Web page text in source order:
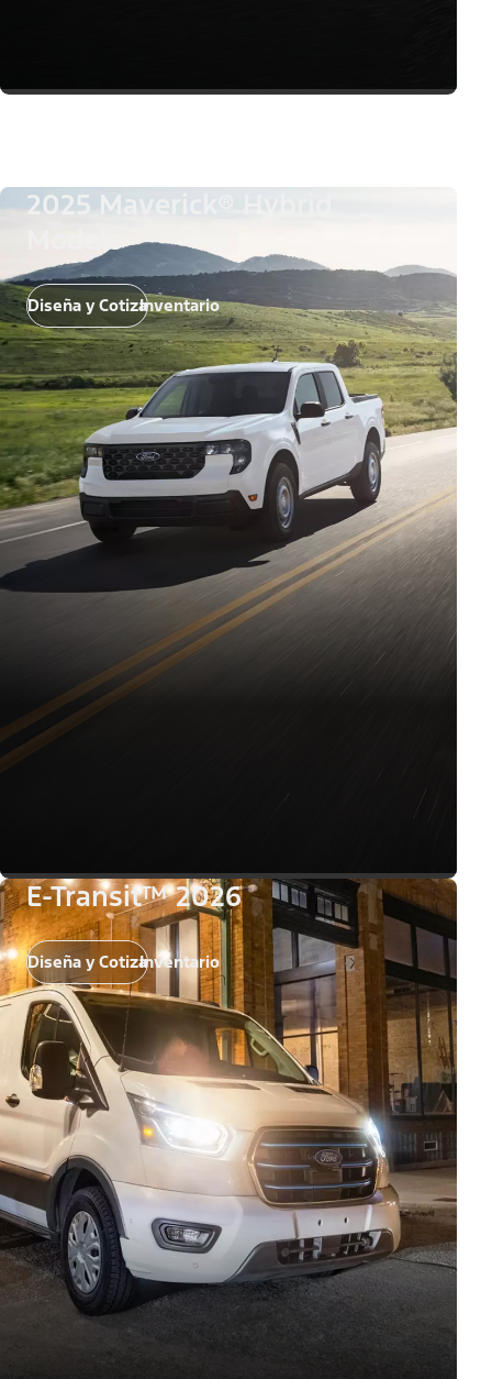
2025 Maverick® Hybrid
Models
Diseña y CotizaInventario
E-Transit™ 2026
Diseña y CotizaInventario